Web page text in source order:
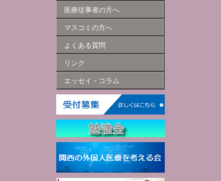
医療従事者の方へ
マスコミの方へ
よくある質問
リンク
エッセイ・コラム